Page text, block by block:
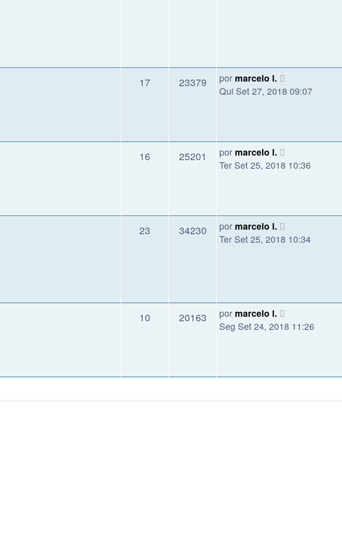
17 23379 por marcelo l.
Qui Set 27, 2018 09:07
16 25201 por marcelo l.
Ter Set 25, 2018 10:36
23 34230 por marcelo l.
Ter Set 25, 2018 10:34
10 20163 por marcelo l.
Seg Set 24, 2018 11:26